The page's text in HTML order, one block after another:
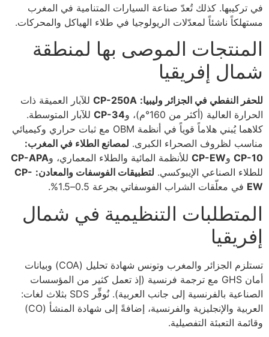
في تركيبها. كذلك تُعدّ صناعة السيارات المتنامية في المغرب
مستهلكاً ناشئاً لمعدّلات الريولوجيا في طلاء الهياكل والمحركات.
المنتجات الموصى بها لمنطقة
شمال إفريقيا
للحفر النفطي في الجزائر وليبيا: CP-250A للآبار العميقة ذات
الحرارة العالية (أكثر من 160°م)، و
CP-34 للآبار المتوسطة.
كلاهما يُبني هلاماً قوياً في أنظمة OBM مع ثبات حراري وكيميائي
مناسب لظروف الصحراء الكبرى. لمصانع الطلاء في المغرب:
CP-10 وCP-EW للأنظمة المائية والطلاء المعماري، وCP-APA
للطلاء الصناعي الإيبوكسي. لتطبيقات الفوسفات والمعادن: CP-
EW في معلّقات الشراب الفوسفاتي بجرعة 0.5–1.5%.
المتطلبات التنظيمية في شمال
إفريقيا
تستلزم الجزائر والمغرب وتونس شهادة تحليل (COA) وبيانات
أمان GHS مع ترجمة فرنسية (إذ تعمل كثير من المؤسسات
الصناعية بالفرنسية إلى جانب العربية). نُوفِّر SDS بثلاث لغات:
العربية والإنجليزية والفرنسية، إضافةً إلى شهادة المنشأ (CO)
وقائمة التعبئة التفصيلية.